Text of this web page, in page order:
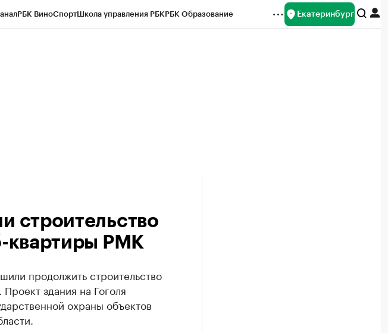
РБК ВиноСпортШкола управления РБКРБК Образование Екатеринбург
строительство
квартиры РМК
продолжить строительство
здания на Гоголя
охраны объектов